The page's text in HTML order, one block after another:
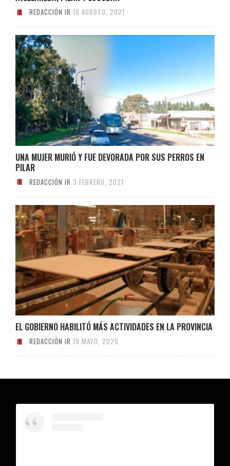
REDACCIÓN IR 10 AGOSTO, 2021
UNA MUJER MURIÓ Y FUE DEVORADA POR SUS PERROS EN
PILAR
REDACCIÓN IR 3 FEBRERO, 2021
EL GOBIERNO HABILITÓ MÁS ACTIVIDADES EN LA PROVINCIA
REDACCIÓN IR 19 MAYO, 2020